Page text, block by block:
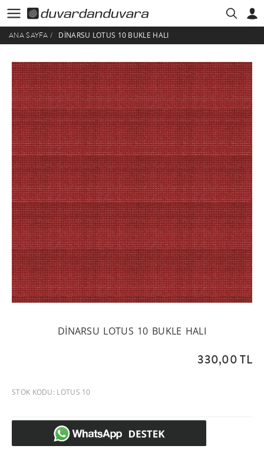
HESABIM ÜYE GIRIŞI
ANA SAYFA / DINARSU LOTUS 10 BUKLE HALI
DINARSU LOTUS 10 BUKLE HALI
330,00 TL
STOK KODU: LOTUS 10